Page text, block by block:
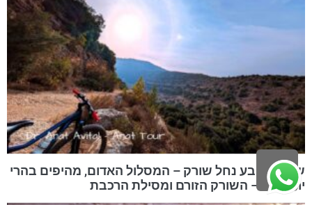
שמורת טבע נחל שורק – המסלול האדום, מהיפים בהרי
ירושלים – השורק הזורם ומסילת הרכבת
גלילה
לראש
העמוד